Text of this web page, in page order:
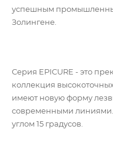
успешным
Золингене.
Серия EPICURE - это
коллекция
имеют новую форму
современными линиями.
углом 15 градусов.